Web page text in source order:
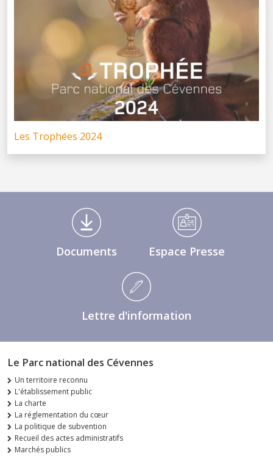
Les Trophées 2024
Médiathèque Footer
Documents Espace Presse
Lettre d'information
Le Parc national des Cévennes
Un territoire reconnu
L'établissement public
La charte
La réglementation du cœur
La politique de subvention
Recueil des actes administratifs
Marchés publics